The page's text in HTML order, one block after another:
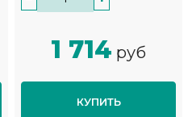
1 714 руб
КУПИТЬ